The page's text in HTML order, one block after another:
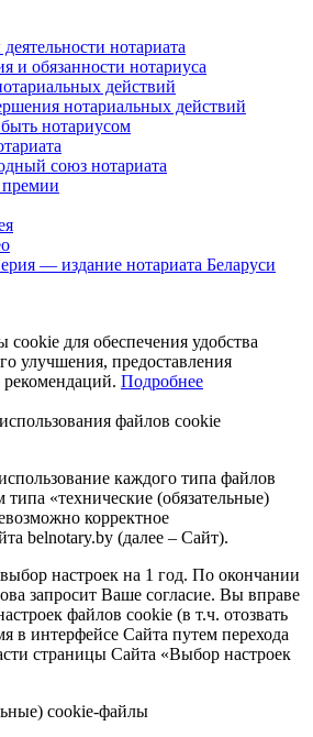
нотариата
и обязанности нотариуса
действий
нотариальных действий
нотариусом
союз нотариата
— издание нотариата Беларуси
cookie для обеспечения удобства
улучшения, предоставления
Подробнее
файлов cookie
каждого типа файлов
«технические (обязательные)
корректное
belnotary.by (далее – Сайт).
настроек на 1 год. По окончании
запросит Ваше согласие. Вы вправе
файлов cookie (в т.ч. отозвать
в интерфейсе Сайта путем перехода
страницы Сайта «Выбор настроек
cookie-файлы